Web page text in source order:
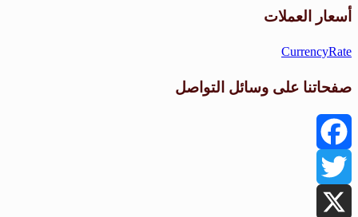
أسعار العملات
CurrencyRate
صفحاتنا على وسائل التواصل
Facebook
Twitter